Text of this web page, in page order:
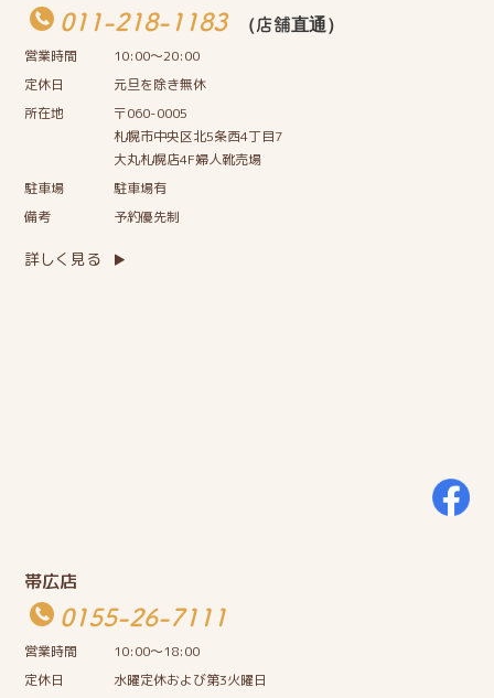
011-218-1183
（店舗直通）
営業時間
10:00〜20:00
定休日
元旦を除き無休
所在地
〒060-0005
札幌市中央区北5条西4丁目7
大丸札幌店4F婦人靴売場
駐車場
駐車場有
備考
予約優先制
詳しく見る
帯広店
0155-26-7111
営業時間
10:00〜18:00
定休日
水曜定休および第3火曜日